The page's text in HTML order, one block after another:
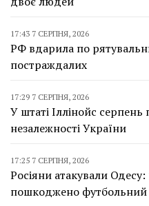
17:43 7 СЕРПНЯ, 2026
РФ вдарила по
постраждалих
17:29 7 СЕРПНЯ, 2026
У штаті Іллінойс
незалежності України
17:25 7 СЕРПНЯ, 2026
Росіяни атакували
пошкоджено футбольний